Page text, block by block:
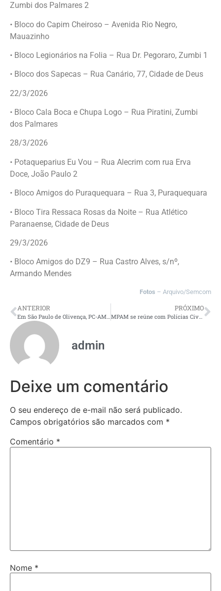
Zumbi dos Palmares 2
• Bloco do Capim Cheiroso – Avenida Rio Negro,
Mauazinho
• Bloco Legionários na Folia – Rua Dr. Pegoraro, Zumbi 1
• Bloco dos Sapecas – Rua Canário, 77, Cidade de Deus
22/3/2026
• Bloco Cala Boca e Chupa Logo – Rua Piratini, Zumbi
dos Palmares
28/3/2026
• Potaqueparius Eu Vou – Rua Alecrim com rua Erva
Doce, João Paulo 2
• Bloco Amigos do Puraquequara – Rua 3, Puraquequara
• Bloco Tira Ressaca Rosas da Noite – Rua Atlético
Paranaense, Cidade de Deus
29/3/2026
• Bloco Amigos do DZ9 – Rua Castro Alves, s/nº,
Armando Mendes
Fotos – Arquivo/Semcom
ANTERIOR
Em São Paulo de Olivença, PC-AM prende homem por estupro de vulnerável contra duas adolescentes
PRÓXIMO
MPAM se reúne com Polícias Civil e Militar para alinhar atuação integrada em Eirunepé
admin
Deixe um comentário
O seu endereço de e-mail não será publicado.
Campos obrigatórios são marcados com *
Comentário *
Nome *